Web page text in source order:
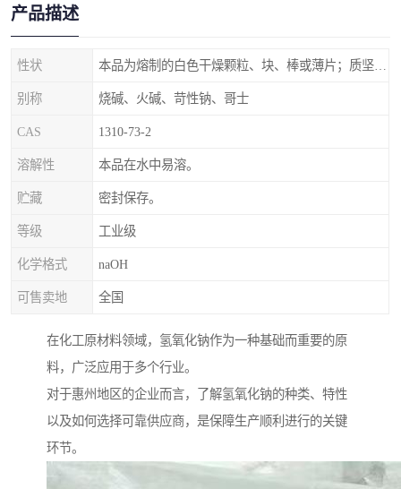
产品描述
性状
别称 烧碱、火碱、苛性钠、哥士
CAS 1310-73-2
溶解性 本品在水中易溶。
贮藏 密封保存。
等级 工业级
化学格式 naOH
可售卖地 全国
在化工原材料领域，氢氧化钠作为一种基础而重要的原
料，广泛应用于多个行业。
对于惠州地区的企业而言，了解氢氧化钠的种类、特性
以及如何选择可靠供应商，是保障生产顺利进行的关键
环节。